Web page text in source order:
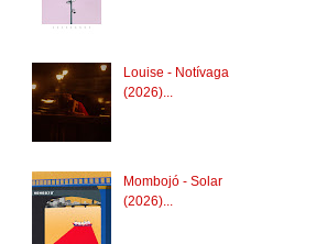
Louise - Notívaga
(2026)...
Mombojó - Solar
(2026)...